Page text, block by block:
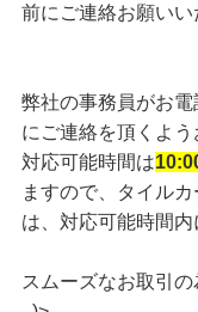
前にご連絡お願いい
弊社の事務員がお
にご連絡を頂くよう
対応可能時間は
ますので、タイル
は、対応可能時間内
スムーズなお取引の